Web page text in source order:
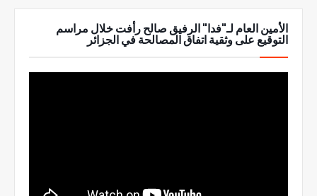
الأمين العام لـ"فدا" الرفيق صالح رأفت خلال مراسم
التوقيع على وثقية اتفاق المصالحة في الجزائر